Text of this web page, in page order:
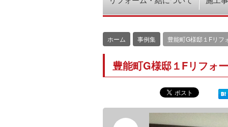
ホーム 事例集 豊能町G様邸１Fリフ
豊能町G様邸１Fリフォ